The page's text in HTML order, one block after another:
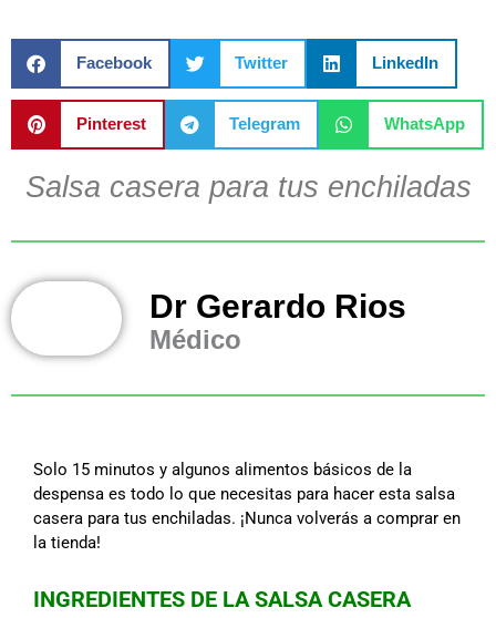
Facebook Twitter LinkedIn
Pinterest Telegram WhatsApp
Salsa casera para tus enchiladas
Dr Gerardo Rios
Médico
Solo 15 minutos y algunos alimentos básicos de la
despensa es todo lo que necesitas para hacer esta salsa
casera para tus enchiladas. ¡Nunca volverás a comprar en
la tienda!
INGREDIENTES DE LA SALSA CASERA